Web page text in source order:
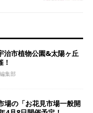
治市植物公園&太陽ヶ丘
集部
場の「お花見市場一般開